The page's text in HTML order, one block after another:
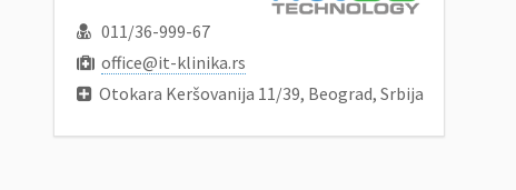
011/36-999-67
office@it-klinika.rs
Otokara Keršovanija 11/39, Beograd, Srbija